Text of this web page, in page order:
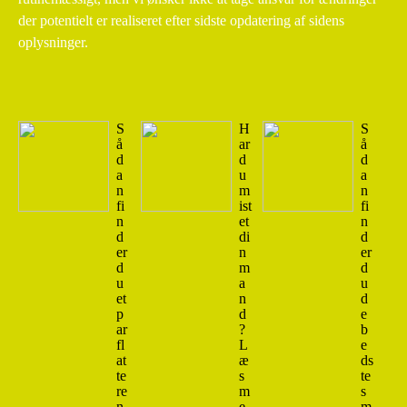
der potentielt er realiseret efter sidste opdatering af sidens
oplysninger.
S
å
d
a
n
fi
n
d
er
d
u
et
p
ar
fl
at
te
re
H
ar
d
u
m
ist
et
di
n
m
a
n
d
?
L
æ
s
m
S
å
d
a
n
fi
n
d
er
d
u
d
e
b
e
ds
te
s